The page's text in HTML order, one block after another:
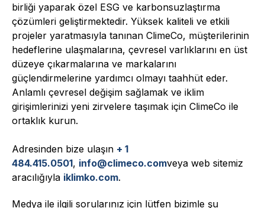
birliği yaparak özel ESG ve karbonsuzlaştırma
çözümleri geliştirmektedir. Yüksek kaliteli ve etkili
projeler yaratmasıyla tanınan ClimeCo, müşterilerinin
hedeflerine ulaşmalarına, çevresel varlıklarını en üst
düzeye çıkarmalarına ve markalarını
güçlendirmelerine yardımcı olmayı taahhüt eder.
Anlamlı çevresel değişim sağlamak ve iklim
girişimlerinizi yeni zirvelere taşımak için ClimeCo ile
ortaklık kurun.
Adresinden bize ulaşın + 1
484.415.0501, info@climeco.comveya web sitemiz
aracılığıyla iklimko.com.
Medya ile ilgili sorularınız için lütfen bizimle şu